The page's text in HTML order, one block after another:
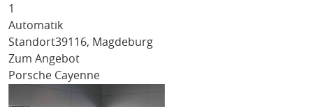
1
Automatik
Standort39116, Magdeburg
Zum Angebot
Porsche Cayenne